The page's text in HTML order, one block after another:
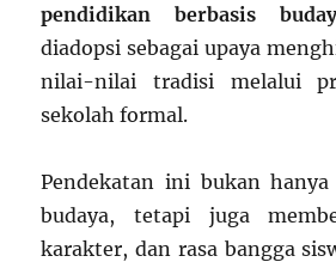
pendidikan berbasis
diadopsi sebagai upaya
nilai-nilai tradisi melalui
sekolah formal.
Pendekatan ini bukan hanya
budaya, tetapi juga
karakter, dan rasa bangga